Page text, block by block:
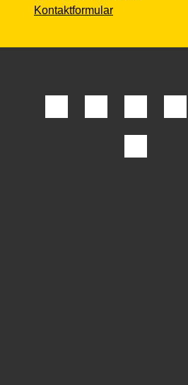
Kontaktformular